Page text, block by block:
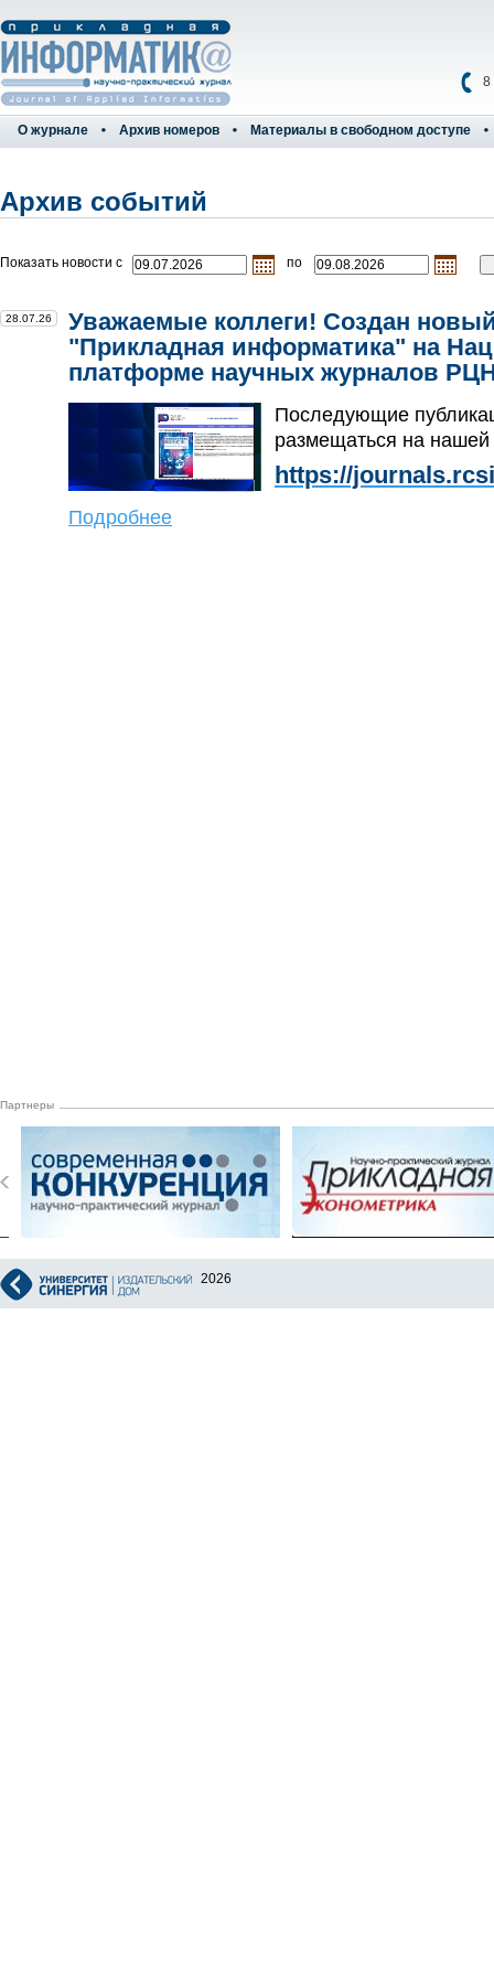
8
О журнале Архив номеров Материалы в свободном доступе
Архив событий
Показать новости с по
28.07.26
Уважаемые коллеги! Создан
"Прикладная информатика" на
платформе научных журналов
Последующие
размещаться на
https://
Подробнее
Партнеры
2026